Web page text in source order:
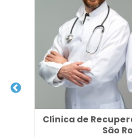
Clínica de
São